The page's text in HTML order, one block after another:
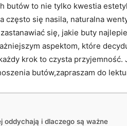
butów​ to nie tylko ‌kwestia
często ⁣się nasila, naturalna
się, jakie​ buty
aspektom, które
krok to czysta
butów,zapraszam⁤ do
oddychają i dlaczego⁢ są ważne